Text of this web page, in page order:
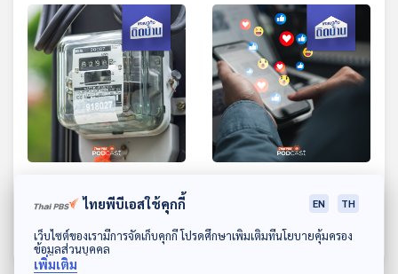
ดาวน์โหลด Thai PBS Podcast Application
3.70 บาทต่อหน่วย ทำได้
จริงหรือเป็นแค่เพ้อฝัน
เศรษฐกิจติดบ้าน
บนโซเชียลมีเดียอย่างไร ให้
ดังปังปุริเย่
เศรษฐกิจติดบ้าน
ไทยพีบีเอสใช้คุกกี้ EN TH
เว็บไซต์ของเรามีการจัดเก็บคุกกี้ โปรดศึกษาเพิ่มเติมที่นโยบายคุ้มครอง
ข้อมูลส่วนบุคคล
เพิ่มเติม